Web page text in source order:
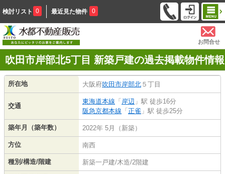
検討リスト 0 最近見た物件 0
お問合せ
吹田市岸部北5丁目 新築戸建の過去掲載物件情報
所在地 大阪府吹田市岸部北 ５丁目
交通
東海道本線 「 岸辺 」駅 徒歩16分
阪急京都本線 「 正雀 」駅 徒歩25分
築年月（築年数） 2022年 5月（新築）
方位 南西
種別/構造/階建 新築一戸建/木造/2階建